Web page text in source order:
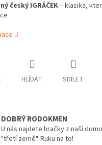
český IGRÁČEK– klasika,
HLÍDAT SDÍLET
DOBRÝ RODOKMEN
U nás najdete hračky z naší
"třetí země". Ruku na to!